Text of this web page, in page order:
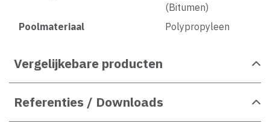
(Bitumen)
Poolmateriaal
Polypropyleen
Vergelijkebare producten
Referenties / Downloads